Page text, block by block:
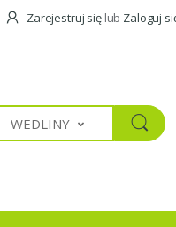
Zarejestruj się lub Zaloguj
WEDLINY